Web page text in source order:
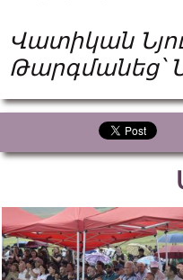
Վատիկան
Թարգմանեց՝